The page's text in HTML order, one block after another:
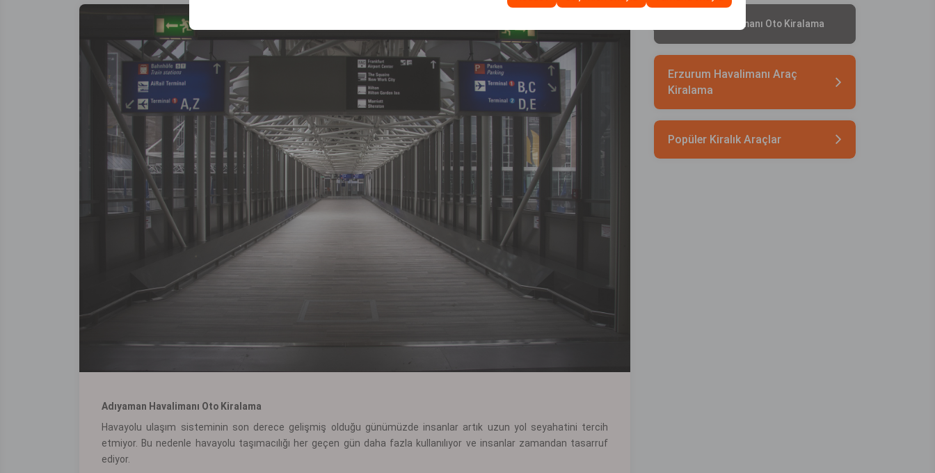
Adıyaman Havalimanı Oto Kiralama
Havayolu ulaşım sisteminin son derece gelişmiş olduğu günümüzde insanlar artık uzun yol seyahatini tercih
etmiyor. Bu nedenle havayolu taşımacılığı her geçen gün daha fazla kullanılıyor ve insanlar zamandan tasarruf
ediyor.
Adıyaman Havalimanı Oto Kiralama
Erzurum Havalimanı Araç
Kiralama
Popüler Kiralık Araçlar